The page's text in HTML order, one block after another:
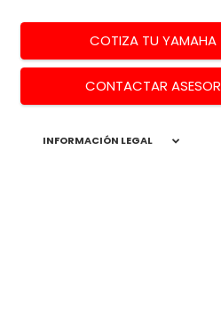
COTIZA TU YAMAHA
CONTACTAR ASESOR
INFORMACIÓN LEGAL